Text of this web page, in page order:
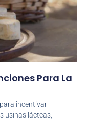
Para La
incentivar
usinas lácteas,